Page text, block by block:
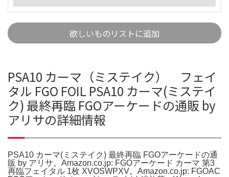
欲しいものリストに追加
PSA10 カーマ（ミステイク） フェイ
タル FGO FOIL PSA10 カーマ(ミステイ
ク) 最終再臨 FGOアーケードの通販 by
アリサの詳細情報
PSA10 カーマ(ミステイク) 最終再臨 FGOアーケードの通
販 by アリサ。Amazon.co.jp: FGOアーケード カーマ 第3
再臨フェイタル 1枚 XVOSWPXV。Amazon.co.jp: FGOAC